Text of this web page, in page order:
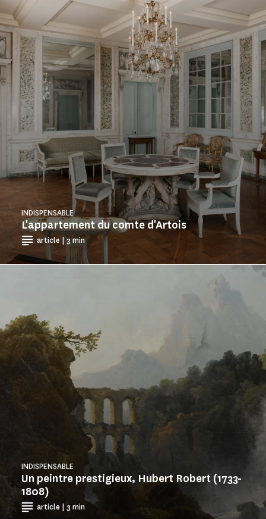
L'appartement du comte d'Artois
INDISPENSABLE
article | 3 min
Un peintre prestigieux, Hubert Robert (1733-
1808)
INDISPENSABLE
article | 3 min